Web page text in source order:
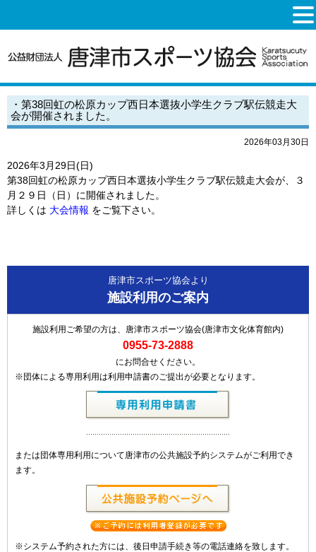
・第38回虹の松原カップ西日本選抜小学生クラブ駅伝競走大
会が開催されました。
2026年03月30日
2026年3月29日(日)
第38回虹の松原カップ西日本選抜小学生クラブ駅伝競走大会が、３
月２９日（日）に開催されました。
詳しくは 大会情報 をご覧下さい。
唐津市スポーツ協会より
施設利用のご案内
施設利用ご希望の方は、唐津市スポーツ協会(唐津市文化体育館内)
0955-73-2888
にお問合せください。
※団体による専用利用は利用申請書のご提出が必要となります。
または団体専用利用について唐津市の公共施設予約システムがご利用でき
ます。
※システム予約された方には、後日申請手続き等の電話連絡を致します。